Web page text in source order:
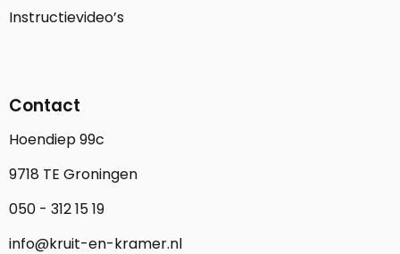
Instructievideo’s
Contact
Hoendiep 99c
9718 TE Groningen
050 - 312 15 19
info@kruit-en-kramer.nl